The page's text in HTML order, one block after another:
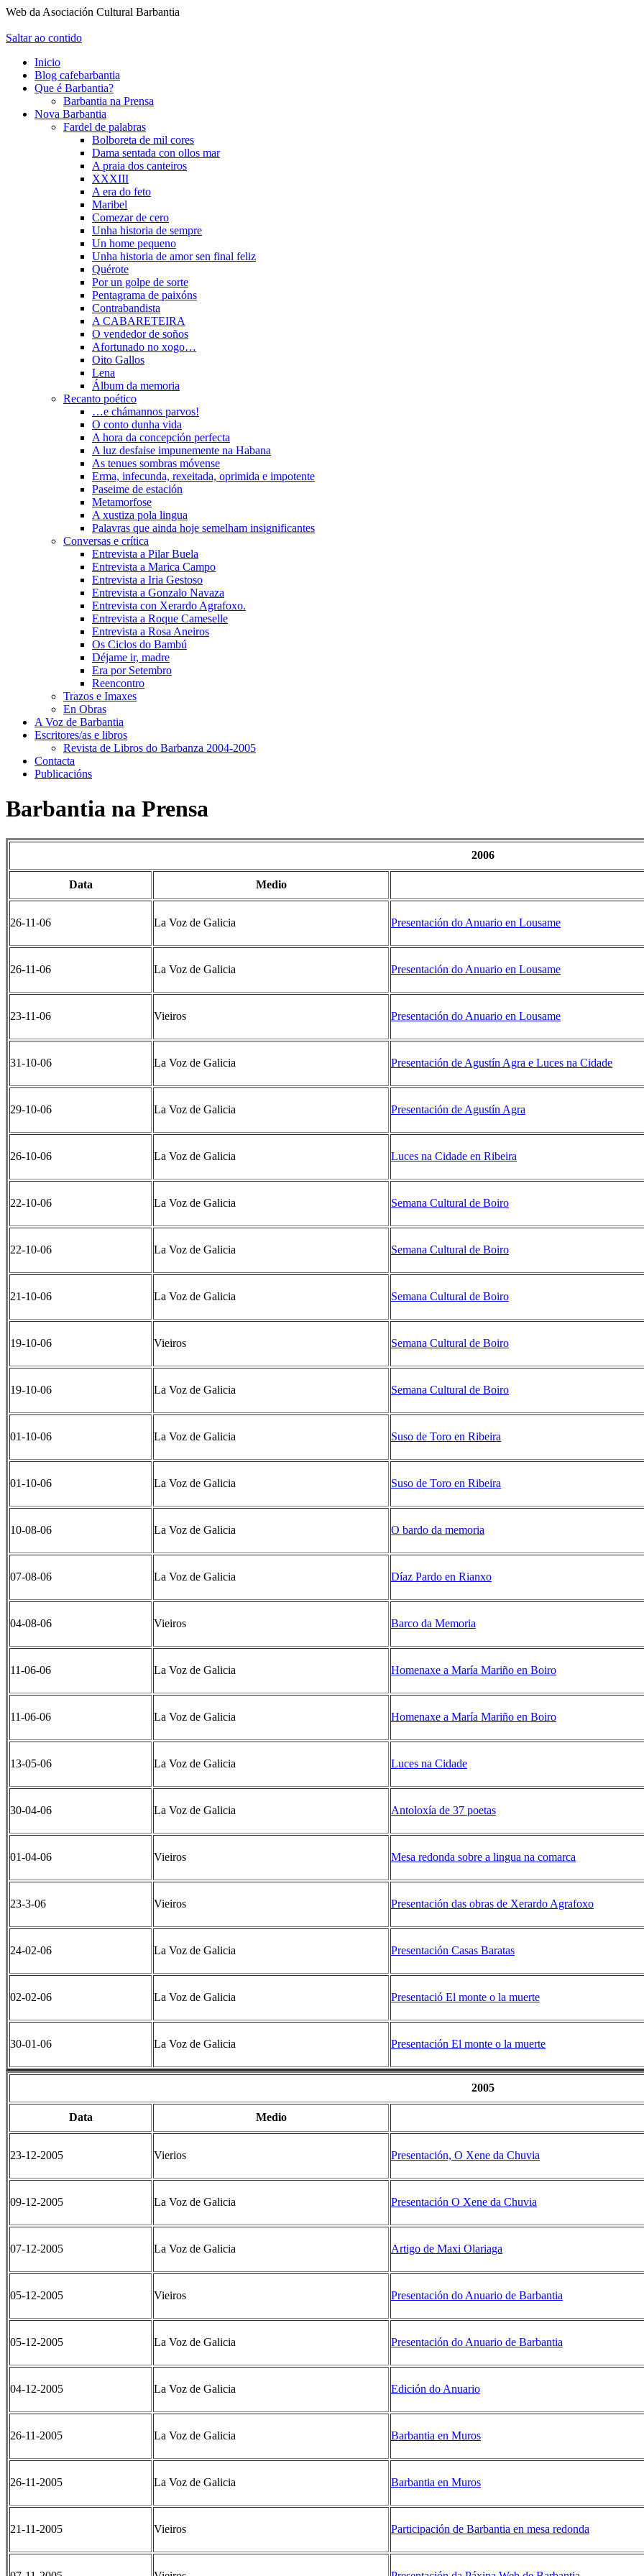
Web da Asociación Cultural Barbantia
Saltar ao contido
Inicio
Blog cafebarbantia
Que é Barbantia?
Barbantia na Prensa
Nova Barbantia
Fardel de palabras
Bolboreta de mil cores
Dama sentada con ollos mar
A praia dos canteiros
XXXIII
A era do feto
Maribel
Comezar de cero
Unha historia de sempre
Un home pequeno
Unha historia de amor sen final feliz
Quérote
Por un golpe de sorte
Pentagrama de paixóns
Contrabandista
A CABARETEIRA
O vendedor de soños
Afortunado no xogo…
Oito Gallos
Lena
Álbum da memoria
Recanto poético
…e chámannos parvos!
O conto dunha vida
A hora da concepción perfecta
A luz desfaise impunemente na Habana
As tenues sombras móvense
Erma, infecunda, rexeitada, oprimida e impotente
Paseime de estación
Metamorfose
A xustiza pola lingua
Palavras que ainda hoje semelham insignificantes
Conversas e crítica
Entrevista a Pilar Buela
Entrevista a Marica Campo
Entrevista a Iria Gestoso
Entrevista a Gonzalo Navaza
Entrevista con Xerardo Agrafoxo.
Entrevista a Roque Cameselle
Entrevista a Rosa Aneiros
Os Ciclos do Bambú
Déjame ir, madre
Era por Setembro
Reencontro
Trazos e Imaxes
En Obras
A Voz de Barbantia
Escritores/as e libros
Revista de Libros do Barbanza 2004-2005
Contacta
Publicacións
Barbantia na Prensa
2006
Data Medio
26-11-06 La Voz de Galicia Presentación do Anuario en Lousame
26-11-06 La Voz de Galicia Presentación do Anuario en Lousame
23-11-06 Vieiros Presentación do Anuario en Lousame
31-10-06 La Voz de Galicia Presentación de Agustín Agra e Luces na Cidade
29-10-06 La Voz de Galicia Presentación de Agustí­n Agra
26-10-06 La Voz de Galicia Luces na Cidade en Ribeira
22-10-06 La Voz de Galicia Semana Cultural de Boiro
22-10-06 La Voz de Galicia Semana Cultural de Boiro
21-10-06 La Voz de Galicia Semana Cultural de Boiro
19-10-06 Vieiros Semana Cultural de Boiro
19-10-06 La Voz de Galicia Semana Cultural de Boiro
01-10-06 La Voz de Galicia Suso de Toro en Ribeira
01-10-06 La Voz de Galicia Suso de Toro en Ribeira
10-08-06 La Voz de Galicia O bardo da memoria
07-08-06 La Voz de Galicia Dí­az Pardo en Rianxo
04-08-06 Vieiros Barco da Memoria
11-06-06 La Voz de Galicia Homenaxe a Marí­a Mariño en Boiro
11-06-06 La Voz de Galicia Homenaxe a Marí­a Mariño en Boiro
13-05-06 La Voz de Galicia Luces na Cidade
30-04-06 La Voz de Galicia Antoloxí­a de 37 poetas
01-04-06 Vieiros Mesa redonda sobre a lingua na comarca
23-3-06 Vieiros Presentación das obras de Xerardo Agrafoxo
24-02-06 La Voz de Galicia Presentación Casas Baratas
02-02-06 La Voz de Galicia Presentació El monte o la muerte
30-01-06 La Voz de Galicia Presentación El monte o la muerte
2005
Data Medio
23-12-2005 Vierios Presentación, O Xene da Chuvia
09-12-2005 La Voz de Galicia Presentación O Xene da Chuvia
07-12-2005 La Voz de Galicia Artigo de Maxi Olariaga
05-12-2005 Vieiros Presentación do Anuario de Barbantia
05-12-2005 La Voz de Galicia Presentación do Anuario de Barbantia
04-12-2005 La Voz de Galicia Edición do Anuario
26-11-2005 La Voz de Galicia Barbantia en Muros
26-11-2005 La Voz de Galicia Barbantia en Muros
21-11-2005 Vieiros Participación de Barbantia en mesa redonda